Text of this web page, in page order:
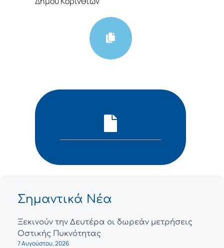
Σημαντικά Νέα
Ξεκινούν την Δευτέρα οι δωρεάν μετρήσεις
Οστικής Πυκνότητας
7 Αυγούστου, 2026